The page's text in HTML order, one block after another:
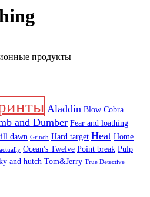
продукты
Aladdin Blow Cobra
and Dumber Fear and loathing
dawn Grinch Hard target Heat Home
Ocean's Twelve Point break Pulp
and hutch Tom&Jerry True Detective